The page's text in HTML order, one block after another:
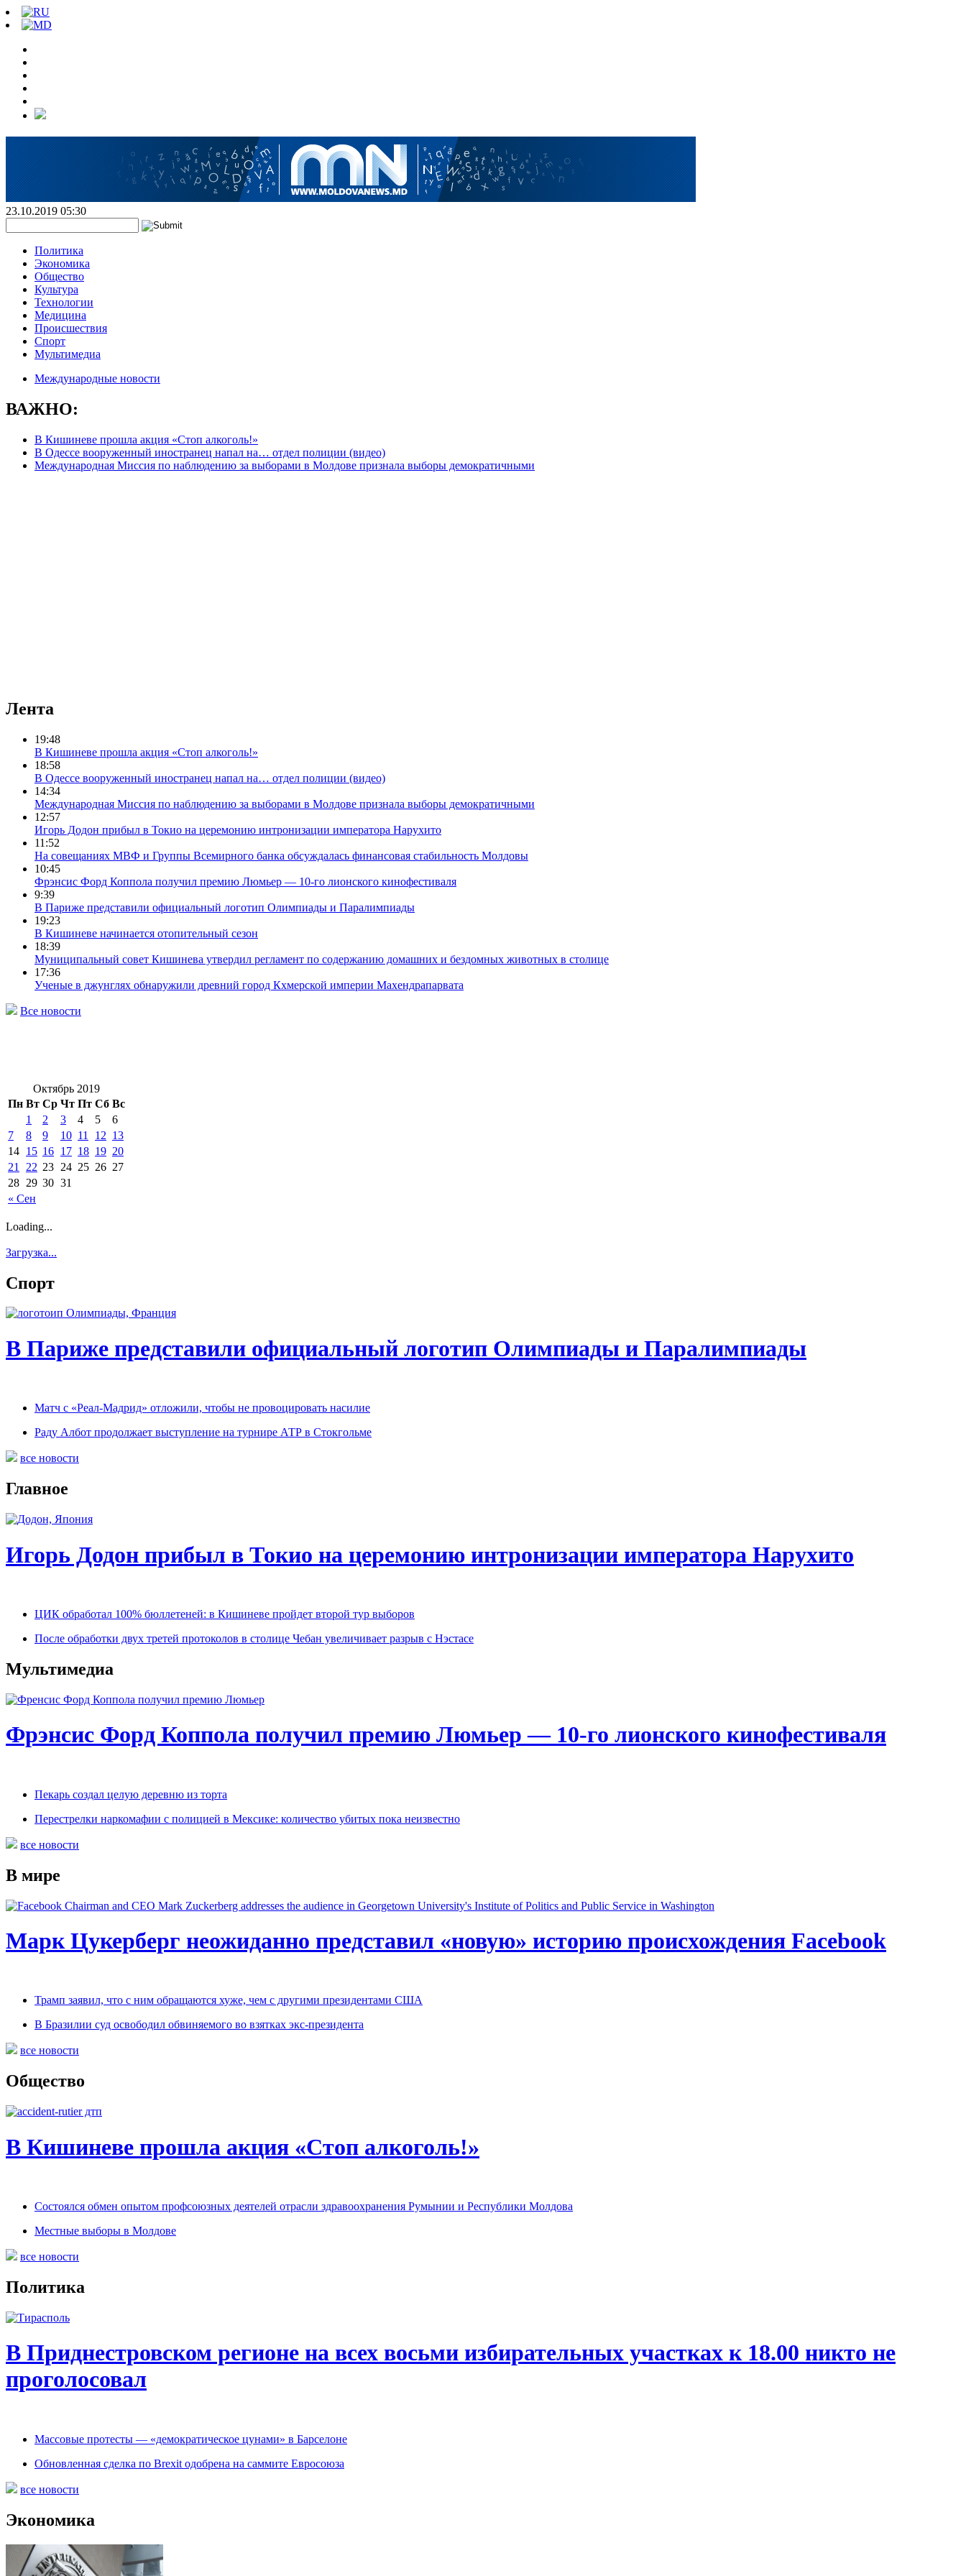
23.10.2019 05:30
Политика
Экономика
Общество
Культура
Технологии
Медицина
Происшествия
Спорт
Мультимедиа
Международные новости
ВАЖНО:
В Кишиневе прошла акция «Стоп алкоголь!»
В Одессе вооруженный иностранец напал на… отдел полиции (видео)
Международная Миссия по наблюдению за выборами в Молдове признала выборы демократичными
Лента
19:48
В Кишиневе прошла акция «Стоп алкоголь!»
18:58
В Одессе вооруженный иностранец напал на… отдел полиции (видео)
14:34
Международная Миссия по наблюдению за выборами в Молдове признала выборы демократичными
12:57
Игорь Додон прибыл в Токио на церемонию интронизации императора Нарухито
11:52
На совещаниях МВФ и Группы Всемирного банка обсуждалась финансовая стабильность Молдовы
10:45
Фрэнсис Форд Коппола получил премию Люмьер — 10-го лионского кинофестиваля
9:39
В Париже представили официальный логотип Олимпиады и Паралимпиады
19:23
В Кишиневе начинается отопительный сезон
18:39
Муниципальный совет Кишинева утвердил регламент по содержанию домашних и бездомных животных в столице
17:36
Ученые в джунглях обнаружили древний город Кхмерской империи Махендрапарвата
Все новости
Октябрь 2019
Пн Вт Ср Чт Пт Сб Вс
« Сен
1 2 3 4 5
6
7
8 9 10 11 12 13
14 15 16 17 18 19 20
21
22 23 24 25 26 27
28 29 30 31
Loading...
Загрузка...
Спорт
В Париже представили официальный логотип Олимпиады и Паралимпиады
Матч с «Реал-Мадрид» отложили, чтобы не провоцировать насилие
Раду Албот продолжает выступление на турнире АТР в Стокгольме
все новости
Главное
Игорь Додон прибыл в Токио на церемонию интронизации императора Нарухито
ЦИК обработал 100% бюллетеней: в Кишиневе пройдет второй тур выборов
После обработки двух третей протоколов в столице Чебан увеличивает разрыв с Нэстасе
Мультимедиа
Фрэнсис Форд Коппола получил премию Люмьер — 10-го лионского кинофестиваля
Пекарь создал целую деревню из торта
Перестрелки наркомафии с полицией в Мексике: количество убитых пока неизвестно
все новости
В мире
Марк Цукерберг неожиданно представил «новую» историю происхождения Facebook
Трамп заявил, что с ним обращаются хуже, чем с другими президентами США
В Бразилии суд освободил обвиняемого во взятках экс-президента
все новости
Общество
В Кишиневе прошла акция «Стоп алкоголь!»
Состоялся обмен опытом профсоюзных деятелей отрасли здравоохранения Румынии и Республики Молдова
Местные выборы в Молдове
все новости
Политика
В Приднестровском регионе на всех восьми избирательных участках к 18.00 никто не
проголосовал
Массовые протесты — «демократическое цунами» в Барселоне
Обновленная сделка по Brexit одобрена на саммите Евросоюза
все новости
Экономика